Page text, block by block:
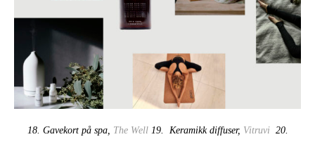
18. Gavekort på spa, The Well19. Keramikk diffuser, Vitruvi 20.